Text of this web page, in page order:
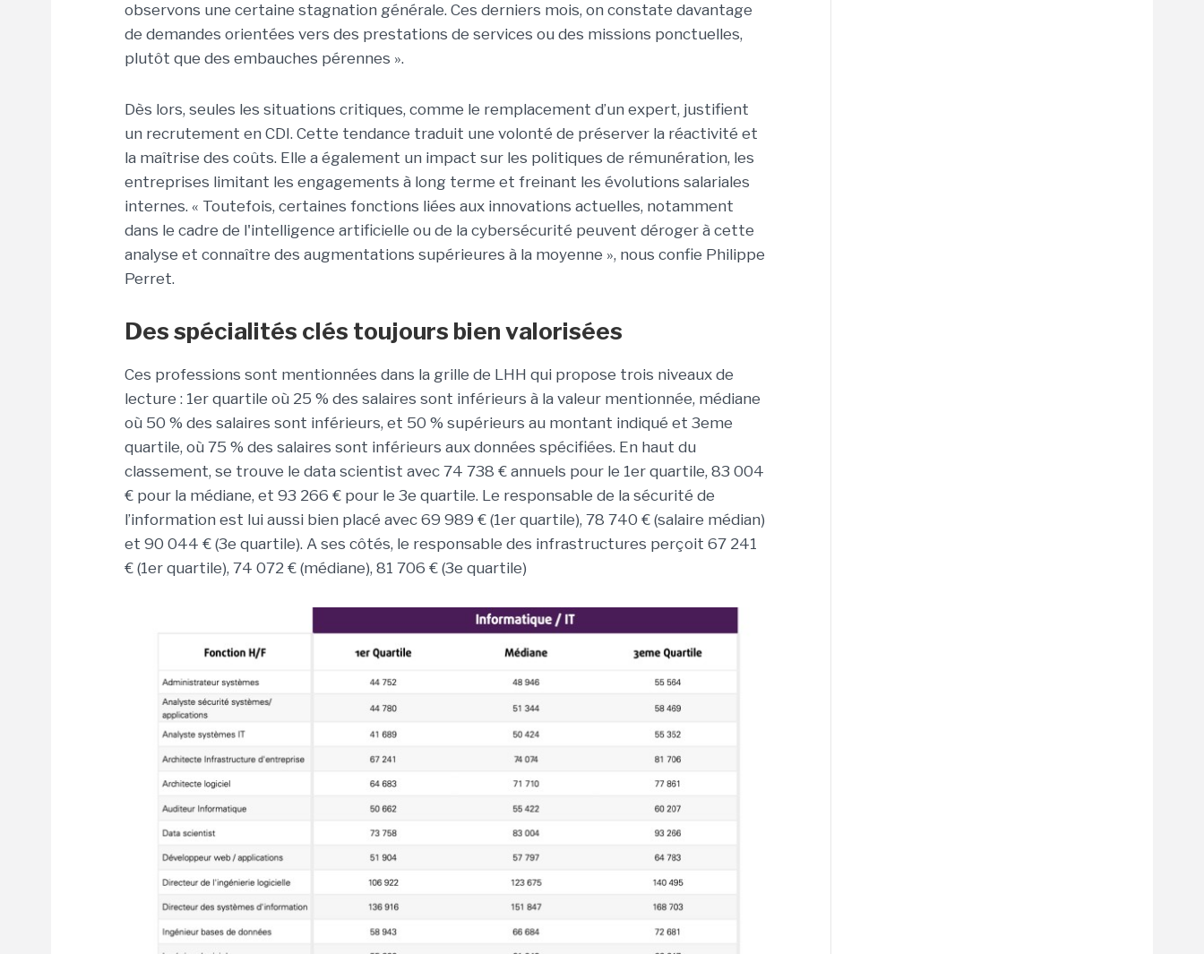
observons une certaine stagnation générale. Ces derniers mois, on constate davantage
de demandes orientées vers des prestations de services ou des missions ponctuelles,
plutôt que des embauches pérennes ».
Dès lors, seules les situations critiques, comme le remplacement d’un expert, justifient
un recrutement en CDI. Cette tendance traduit une volonté de préserver la réactivité et
la maîtrise des coûts. Elle a également un impact sur les politiques de rémunération, les
entreprises limitant les engagements à long terme et freinant les évolutions salariales
internes. « Toutefois, certaines fonctions liées aux innovations actuelles, notamment
dans le cadre de l'intelligence artificielle ou de la cybersécurité peuvent déroger à cette
analyse et connaître des augmentations supérieures à la moyenne », nous confie Philippe
Perret.
Des spécialités clés toujours bien valorisées
Ces professions sont mentionnées dans la grille de LHH qui propose trois niveaux de
lecture : 1er quartile où 25 % des salaires sont inférieurs à la valeur mentionnée, médiane
où 50 % des salaires sont inférieurs, et 50 % supérieurs au montant indiqué et 3eme
quartile, où 75 % des salaires sont inférieurs aux données spécifiées. En haut du
classement, se trouve le data scientist avec 74 738 € annuels pour le 1er quartile, 83 004
€ pour la médiane, et 93 266 € pour le 3e quartile. Le responsable de la sécurité de
l’information est lui aussi bien placé avec 69 989 € (1er quartile), 78 740 € (salaire médian)
et 90 044 € (3e quartile). A ses côtés, le responsable des infrastructures perçoit 67 241
€ (1er quartile), 74 072 € (médiane), 81 706 € (3e quartile)